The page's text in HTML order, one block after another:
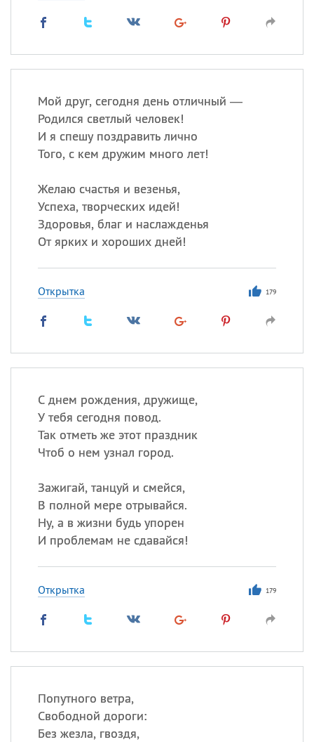
Мой друг, сегодня день отличный —
Родился светлый человек!
И я спешу поздравить лично
Того, с кем дружим много лет!
Желаю счастья и везенья,
Успеха, творческих идей!
Здоровья, благ и наслажденья
От ярких и хороших дней!
Открытка 179
С днем рождения, дружище,
У тебя сегодня повод.
Так отметь же этот праздник
Чтоб о нем узнал город.
Зажигай, танцуй и смейся,
В полной мере отрывайся.
Ну, а в жизни будь упорен
И проблемам не сдавайся!
Открытка 179
Попутного ветра,
Свободной дороги:
Без жезла, гвоздя,
Посмотреть значение